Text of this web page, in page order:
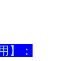
】：